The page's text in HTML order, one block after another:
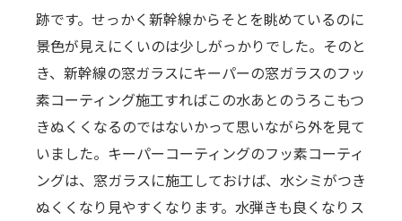
跡です。せっかく新幹線からそとを眺めているのに
景色が見えにくいのは少しがっかりでした。そのと
き、新幹線の窓ガラスにキーパーの窓ガラスのフッ
素コーティング施工すればこの水あとのうろこもつ
きぬくくなるのではないかって思いながら外を見て
いました。キーパーコーティングのフッ素コーティ
ングは、窓ガラスに施工しておけば、水シミがつき
ぬくくなり見やすくなります。水弾きも良くなりス